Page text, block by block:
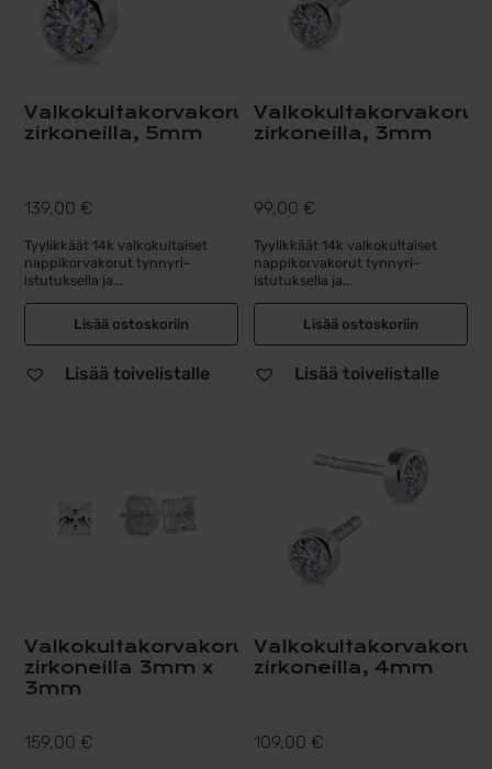
Valkokultakorvakorut
zirkoneilla, 5mm
139,00 €
Tyylikkäät 14k valkokultaiset
nappikorvakorut tynnyri-
istutuksella ja...
Lisää ostoskoriin
Lisää toivelistalle
Valkokultakorvakorut
zirkoneilla, 3mm
99,00 €
Tyylikkäät 14k valkokultaiset
nappikorvakorut tynnyri-
istutuksella ja...
Lisää ostoskoriin
Lisää toivelistalle
Valkokultakorvakorut
zirkoneilla 3mm x
3mm
159,00 €
Valkokultakorvakorut
zirkoneilla, 4mm
109,00 €